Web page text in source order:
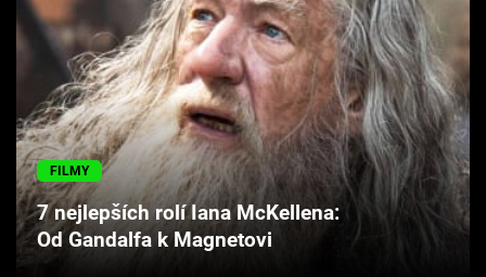
Seriály
Hry
Cool Esport
Pořady
TV Program
FILMY
7 nejlepších rolí Iana McKellena:
Od Gandalfa k Magnetovi